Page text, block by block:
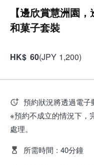
【邊欣賞慧洲園
和菓子套裝
HK$ 60(JPY 1,200)
預約狀況將透過電子
※預約不成立的情況下，
處理。
所需時間 : 40分鐘